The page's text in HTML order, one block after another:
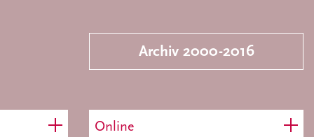
Archiv 2000-2016
Online